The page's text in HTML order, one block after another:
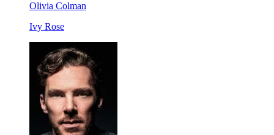
Olivia Colman
Ivy Rose